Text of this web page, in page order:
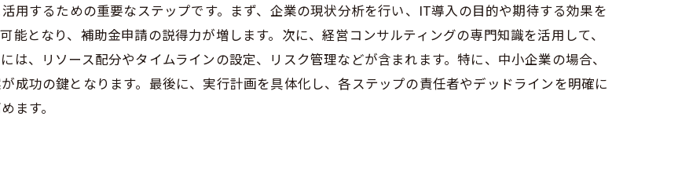
による業務改善の具体例
なトレーニングとサポート
見据えたIT戦略の構築
ルティングにおけるIT導入補助金の重要性とその活用法
用するための重要なステップです。まず、企業の現状分析を行い、IT導入の目的や期待する効果を
能となり、補助金申請の説得力が増します。次に、経営コンサルティングの専門知識を活用して、
は、リソース配分やタイムラインの設定、リスク管理などが含まれます。特に、中小企業の場合、
成功の鍵となります。最後に、実行計画を具体化し、各ステップの責任者やデッドラインを明確に
ます。